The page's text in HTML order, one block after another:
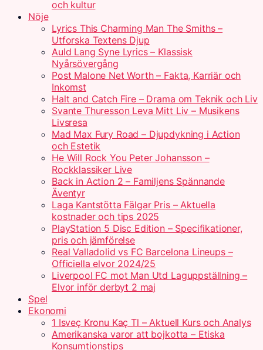
och kultur
Nöje
Lyrics This Charming Man The Smiths –
Utforska Textens Djup
Auld Lang Syne Lyrics – Klassisk
Nyårsövergång
Post Malone Net Worth – Fakta, Karriär och
Inkomst
Halt and Catch Fire – Drama om Teknik och Liv
Svante Thuresson Leva Mitt Liv – Musikens
Livsresa
Mad Max Fury Road – Djupdykning i Action
och Estetik
He Will Rock You Peter Johansson –
Rockklassiker Live
Back in Action 2 – Familjens Spännande
Äventyr
Laga Kantstötta Fälgar Pris – Aktuella
kostnader och tips 2025
PlayStation 5 Disc Edition – Specifikationer,
pris och jämförelse
Real Valladolid vs FC Barcelona Lineups –
Officiella elvor 2024/25
Liverpool FC mot Man Utd Laguppställning –
Elvor inför derbyt 2 maj
Spel
Ekonomi
1 Isveç Kronu Kaç Tl – Aktuell Kurs och Analys
Amerikanska varor att bojkotta – Etiska
Konsumtionstips